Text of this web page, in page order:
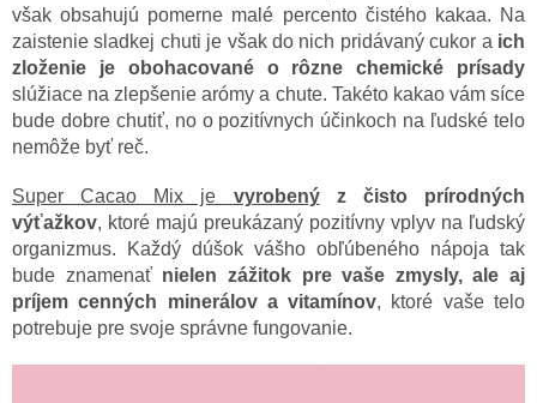
však obsahujú pomerne malé percento čistého kakaa. Na
zaistenie sladkej chuti je však do nich pridávaný cukor a ich
zloženie je obohacované o rôzne chemické prísady
slúžiace na zlepšenie arómy a chute. Takéto kakao vám síce
bude dobre chutiť, no o pozitívnych účinkoch na ľudské telo
nemôže byť reč.
Super Cacao Mix je vyrobenýz čisto prírodných
výťažkov, ktoré majú preukázaný pozitívny vplyv na ľudský
organizmus. Každý dúšok vášho obľúbeného nápoja tak
bude znamenať nielen zážitok pre vaše zmysly, ale aj
príjem cenných minerálov a vitamínov, ktoré vaše telo
potrebuje pre svoje správne fungovanie.